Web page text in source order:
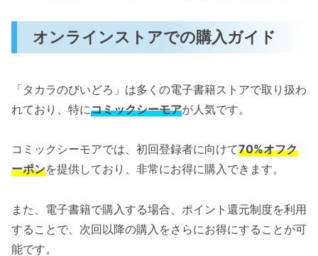
オンラインストアでの購入ガイド
「タカラのびいどろ」は多くの電子書籍ストアで取り扱わ
れており、特にコミックシーモアが人気です。
コミックシーモアでは、初回登録者に向けて70%オフク
ーポンを提供しており、非常にお得に購入できます。
また、電子書籍で購入する場合、ポイント還元制度を利用
することで、次回以降の購入をさらにお得にすることが可
能です。